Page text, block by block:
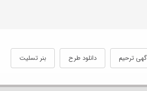
ترحیم دانلود طرح بنر تسلیت